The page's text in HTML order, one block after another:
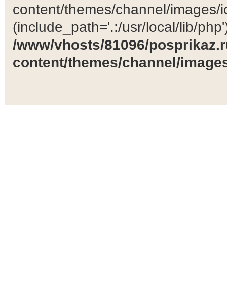
content/themes/channel/images/
(include_path='.:/usr/local/lib/
/www/vhosts/81096/
content/themes/channel/